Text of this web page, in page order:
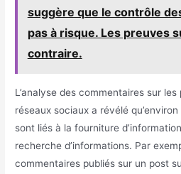
suggère que le contrôle
pas à risque. Les preuves
contraire.
L’analyse des commentaires sur
réseaux sociaux a révélé
sont liés à la fourniture
recherche d’informations. Par
commentaires publiés sur un post